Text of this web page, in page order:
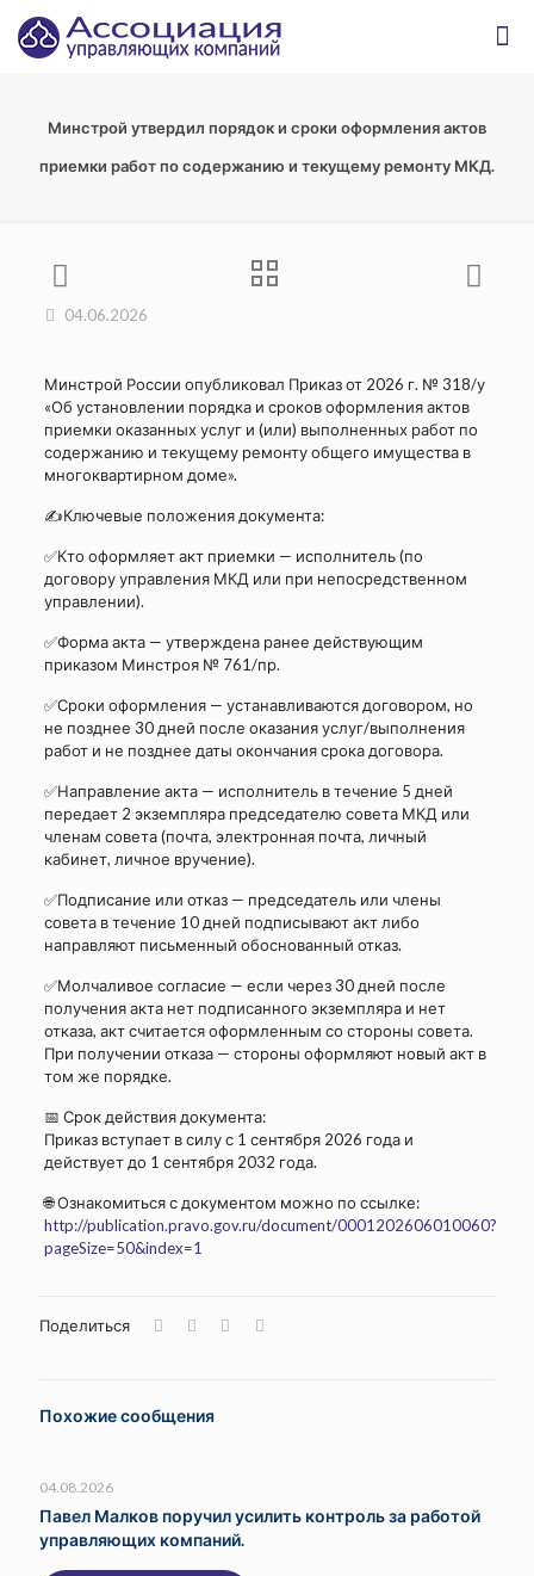
Минстрой утвердил порядок и сроки оформления актов
приемки работ по содержанию и текущему ремонту МКД.
04.06.2026
Минстрой России опубликовал Приказ от 2026 г. № 318/у
«Об установлении порядка и сроков оформления актов
приемки оказанных услуг и (или) выполненных работ по
содержанию и текущему ремонту общего имущества в
многоквартирном доме».
✍Ключевые положения документа:
✅Кто оформляет акт приемки — исполнитель (по
договору управления МКД или при непосредственном
управлении).
✅Форма акта — утверждена ранее действующим
приказом Минстроя № 761/пр.
✅Сроки оформления — устанавливаются договором, но
не позднее 30 дней после оказания услуг/выполнения
работ и не позднее даты окончания срока договора.
✅Направление акта — исполнитель в течение 5 дней
передает 2 экземпляра председателю совета МКД или
членам совета (почта, электронная почта, личный
кабинет, личное вручение).
✅Подписание или отказ — председатель или члены
совета в течение 10 дней подписывают акт либо
направляют письменный обоснованный отказ.
✅Молчаливое согласие — если через 30 дней после
получения акта нет подписанного экземпляра и нет
отказа, акт считается оформленным со стороны совета.
При получении отказа — стороны оформляют новый акт в
том же порядке.
📅 Срок действия документа:
Приказ вступает в силу с 1 сентября 2026 года и
действует до 1 сентября 2032 года.
🌐 Ознакомиться с документом можно по ссылке:
http://publication.pravo.gov.ru/document/0001202606010060?
pageSize=50&index=1
Поделиться
Похожие сообщения
04.08.2026
Павел Малков поручил усилить контроль за работой
управляющих компаний.